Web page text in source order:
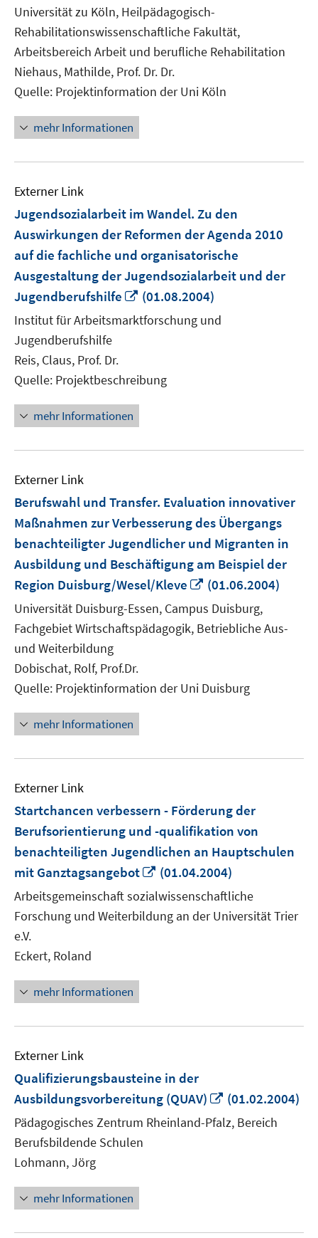
Fenster
öffnen
Universität zu Köln, Heilpädagogisch-
Rehabilitationswissenschaftliche Fakultät,
Arbeitsbereich Arbeit und berufliche Rehabilitation
Niehaus, Mathilde, Prof. Dr. Dr.
Quelle: Projektinformation der Uni Köln
mehr Informationen
Externer Link
Jugendsozialarbeit im Wandel. Zu den
Auswirkungen der Reformen der Agenda 2010
auf die fachliche und organisatorische
Ausgestaltung der Jugendsozialarbeit und der
Jugendberufshilfe
In
neuem
Fenster
(01.08.2004)
Institut für Arbeitsmarktforschung und
Jugendberufshilfe
Reis, Claus, Prof. Dr.
Quelle: Projektbeschreibung
mehr Informationen
Externer Link
Berufswahl und Transfer. Evaluation innovativer
Maßnahmen zur Verbesserung des Übergangs
benachteiligter Jugendlicher und Migranten in
Ausbildung und Beschäftigung am Beispiel der
Region Duisburg/Wesel/Kleve
In
neuem
Fenster
öffnen
(01.06.2004)
Universität Duisburg-Essen, Campus Duisburg,
Fachgebiet Wirtschaftspädagogik, Betriebliche Aus-
und Weiterbildung
Dobischat, Rolf, Prof.Dr.
Quelle: Projektinformation der Uni Duisburg
mehr Informationen
Externer Link
Startchancen verbessern - Förderung der
Berufsorientierung und -qualifikation von
benachteiligten Jugendlichen an Hauptschulen
mit Ganztagsangebot
In
neuem
Fenster
öffnen
(01.04.2004)
Arbeitsgemeinschaft sozialwissenschaftliche
Forschung und Weiterbildung an der Universität Trier
e.V.
Eckert, Roland
mehr Informationen
Externer Link
Qualifizierungsbausteine in der
Ausbildungsvorbereitung (QUAV)
In
neuem
Fenster
(01.02.2004)
Pädagogisches Zentrum Rheinland-Pfalz, Bereich
Berufsbildende Schulen
Lohmann, Jörg
mehr Informationen